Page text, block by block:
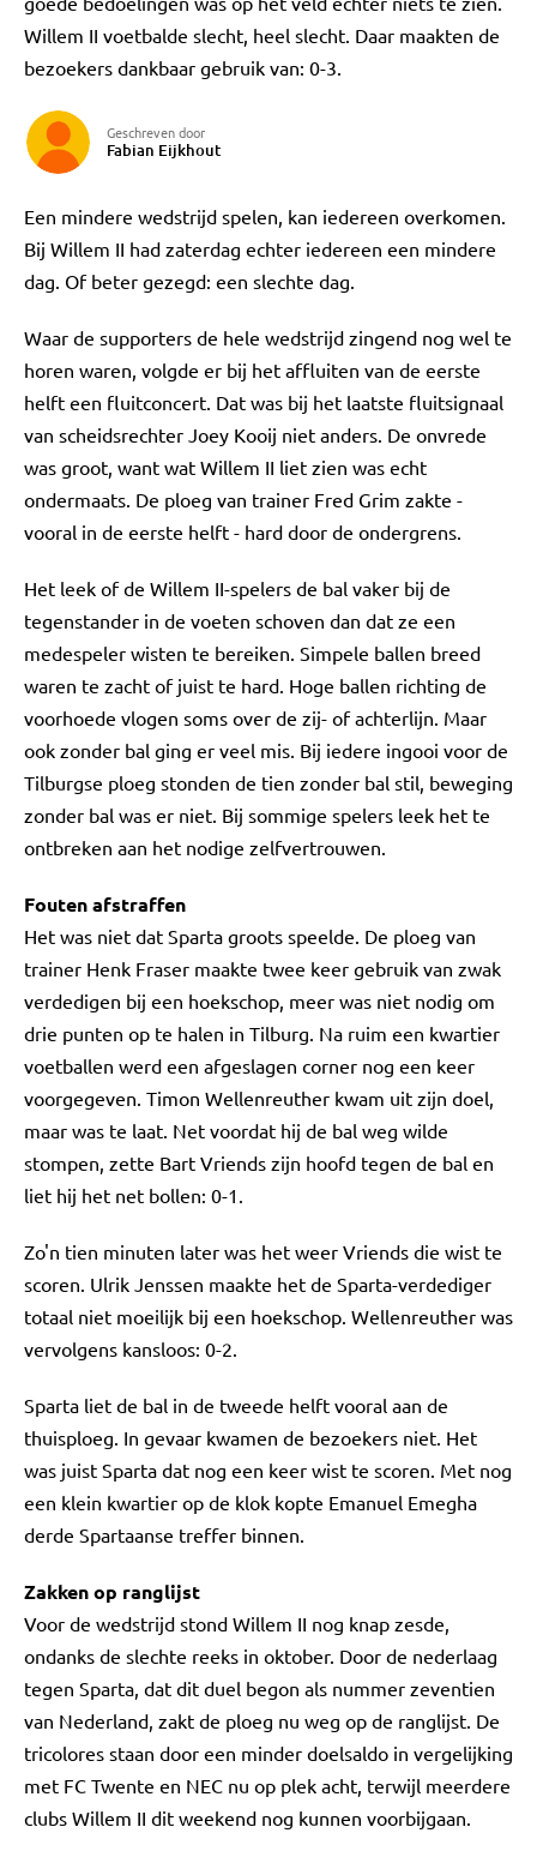
Willem II voetbalde slecht, heel slecht. Daar maakten de
bezoekers dankbaar gebruik van: 0-3.
Geschreven door
Fabian Eijkhout
Een mindere wedstrijd spelen, kan iedereen overkomen.
Bij Willem II had zaterdag echter iedereen een mindere
dag. Of beter gezegd: een slechte dag.
Waar de supporters de hele wedstrijd zingend nog wel te
horen waren, volgde er bij het affluiten van de eerste
helft een fluitconcert. Dat was bij het laatste fluitsignaal
van scheidsrechter Joey Kooij niet anders. De onvrede
was groot, want wat Willem II liet zien was echt
ondermaats. De ploeg van trainer Fred Grim zakte -
vooral in de eerste helft - hard door de ondergrens.
Het leek of de Willem II-spelers de bal vaker bij de
tegenstander in de voeten schoven dan dat ze een
medespeler wisten te bereiken. Simpele ballen breed
waren te zacht of juist te hard. Hoge ballen richting de
voorhoede vlogen soms over de zij- of achterlijn. Maar
ook zonder bal ging er veel mis. Bij iedere ingooi voor de
Tilburgse ploeg stonden de tien zonder bal stil, beweging
zonder bal was er niet. Bij sommige spelers leek het te
ontbreken aan het nodige zelfvertrouwen.
Fouten afstraffen
Het was niet dat Sparta groots speelde. De ploeg van
trainer Henk Fraser maakte twee keer gebruik van zwak
verdedigen bij een hoekschop, meer was niet nodig om
drie punten op te halen in Tilburg. Na ruim een kwartier
voetballen werd een afgeslagen corner nog een keer
voorgegeven. Timon Wellenreuther kwam uit zijn doel,
maar was te laat. Net voordat hij de bal weg wilde
stompen, zette Bart Vriends zijn hoofd tegen de bal en
liet hij het net bollen: 0-1.
Zo'n tien minuten later was het weer Vriends die wist te
scoren. Ulrik Jenssen maakte het de Sparta-verdediger
totaal niet moeilijk bij een hoekschop. Wellenreuther was
vervolgens kansloos: 0-2.
Sparta liet de bal in de tweede helft vooral aan de
thuisploeg. In gevaar kwamen de bezoekers niet. Het
was juist Sparta dat nog een keer wist te scoren. Met nog
een klein kwartier op de klok kopte Emanuel Emegha
derde Spartaanse treffer binnen.
Zakken op ranglijst
Voor de wedstrijd stond Willem II nog knap zesde,
ondanks de slechte reeks in oktober. Door de nederlaag
tegen Sparta, dat dit duel begon als nummer zeventien
van Nederland, zakt de ploeg nu weg op de ranglijst. De
tricolores staan door een minder doelsaldo in vergelijking
met FC Twente en NEC nu op plek acht, terwijl meerdere
clubs Willem II dit weekend nog kunnen voorbijgaan.